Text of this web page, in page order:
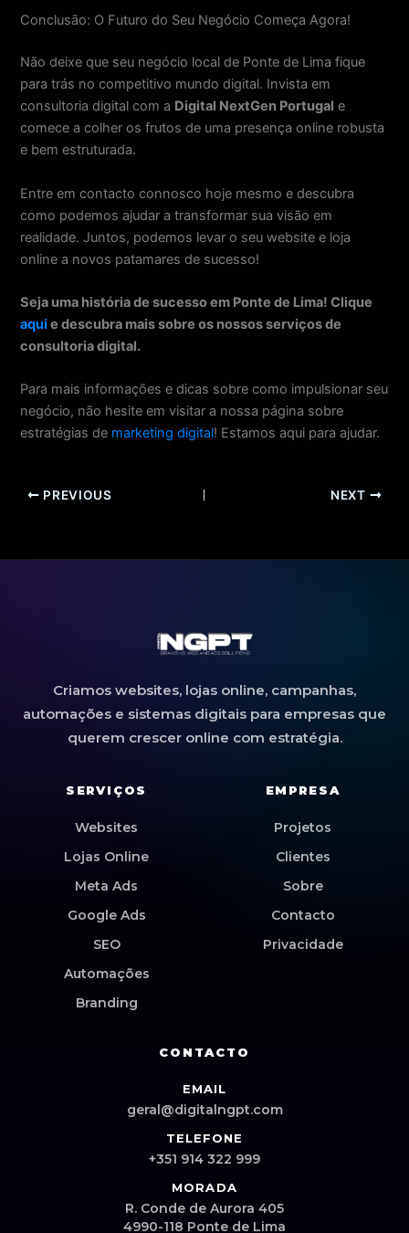
Conclusão: O Futuro do Seu Negócio Começa Agora!
Não deixe que seu negócio local de Ponte de Lima fique
para trás no competitivo mundo digital. Invista em
consultoria digital com a Digital NextGen Portugal e
comece a colher os frutos de uma presença online robusta
e bem estruturada.
Entre em contacto connosco hoje mesmo e descubra
como podemos ajudar a transformar sua visão em
realidade. Juntos, podemos levar o seu website e loja
online a novos patamares de sucesso!
Seja uma história de sucesso em Ponte de Lima! Clique
aqui e descubra mais sobre os nossos serviços de
consultoria digital.
Para mais informações e dicas sobre como impulsionar seu
negócio, não hesite em visitar a nossa página sobre
estratégias de marketing digital! Estamos aqui para ajudar.
PREVIOUS NEXT
Criamos websites, lojas online, campanhas,
automações e sistemas digitais para empresas que
querem crescer online com estratégia.
SERVIÇOS
Websites
Lojas Online
Meta Ads
Google Ads
SEO
Automações
Branding
EMPRESA
Projetos
Clientes
Sobre
Contacto
Privacidade
CONTACTO
EMAIL
geral@digitalngpt.com
TELEFONE
+351 914 322 999
MORADA
R. Conde de Aurora 405
4990-118 Ponte de Lima